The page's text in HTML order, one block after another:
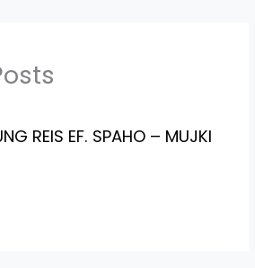
REIS EF. SPAHO – MUJKI